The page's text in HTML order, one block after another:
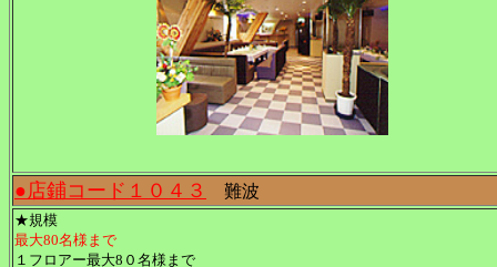
●店鋪コード１０４３ 難波
★規模
最大80名様まで
１フロアー最大8０名様まで